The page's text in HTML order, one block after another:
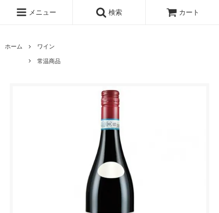
メニュー 検索 カート
ホーム
ワイン
常温商品